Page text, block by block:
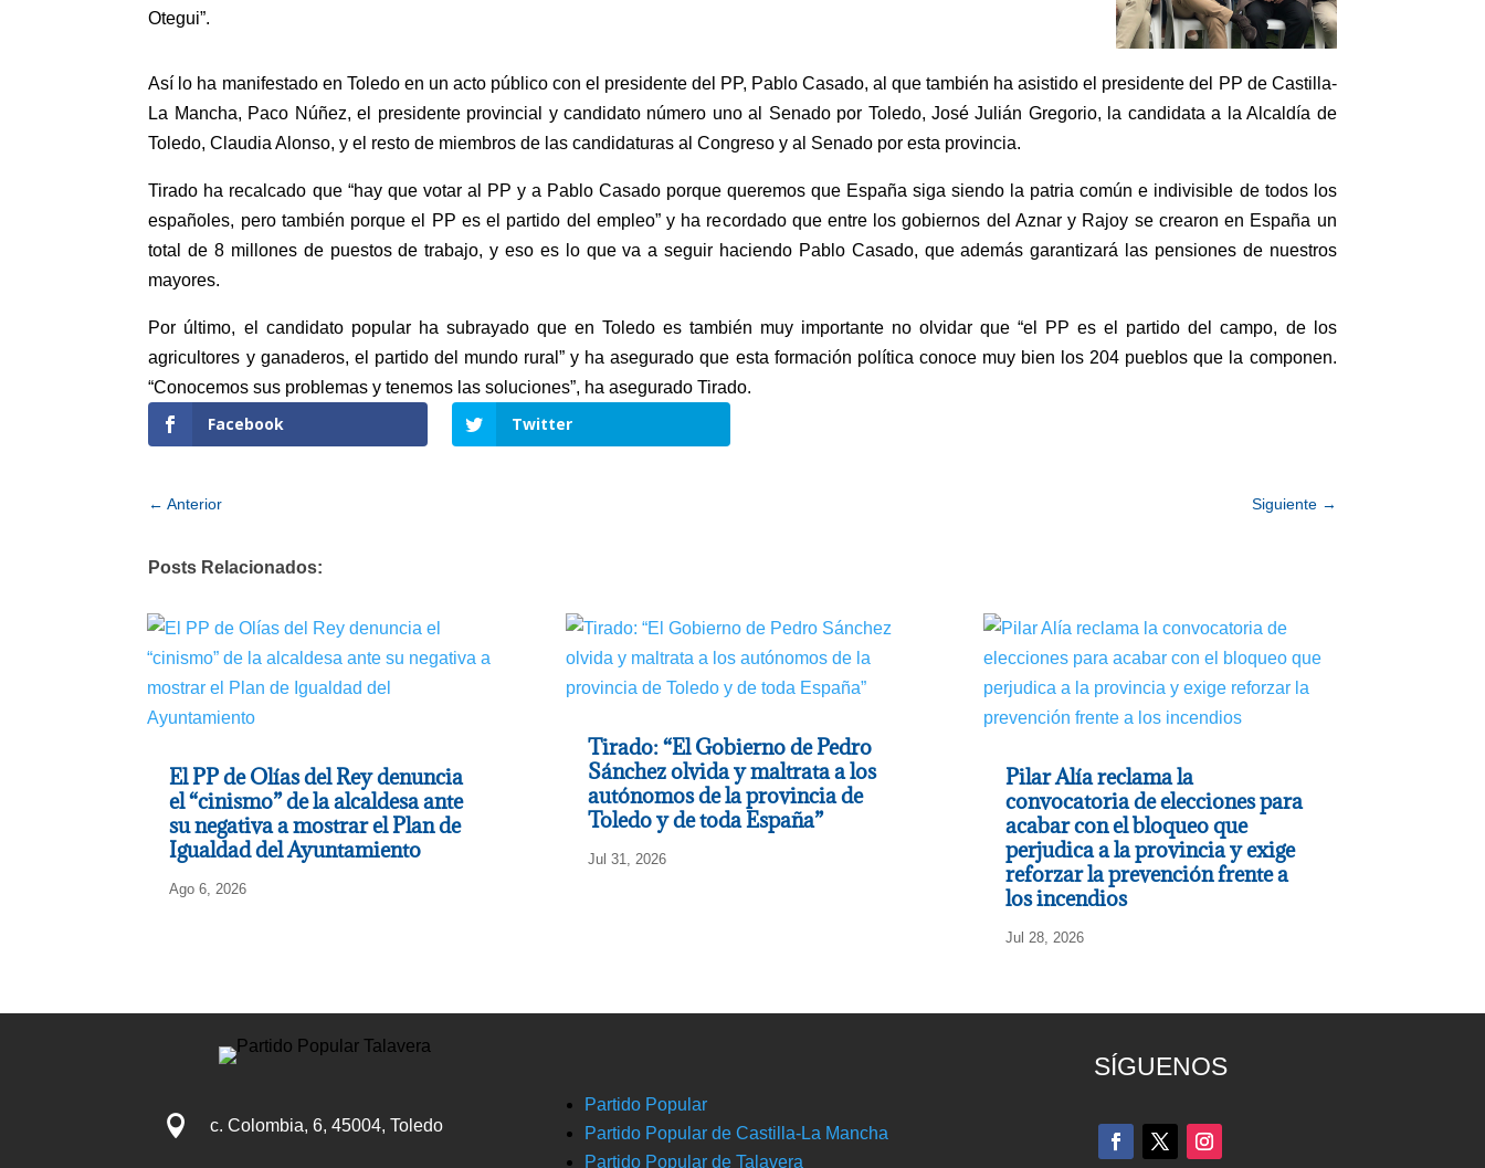
Otegui”.
Así lo ha manifestado en Toledo en un acto público con el presidente del PP, Pablo Casado, al que también ha asistido el presidente del PP de Castilla-
La Mancha, Paco Núñez, el presidente provincial y candidato número uno al Senado por Toledo, José Julián Gregorio, la candidata a la Alcaldía de
Toledo, Claudia Alonso, y el resto de miembros de las candidaturas al Congreso y al Senado por esta provincia.
Tirado ha recalcado que “hay que votar al PP y a Pablo Casado porque queremos que España siga siendo la patria común e indivisible de todos los
españoles, pero también porque el PP es el partido del empleo” y ha recordado que entre los gobiernos del Aznar y Rajoy se crearon en España un
total de 8 millones de puestos de trabajo, y eso es lo que va a seguir haciendo Pablo Casado, que además garantizará las pensiones de nuestros
mayores.
Por último, el candidato popular ha subrayado que en Toledo es también muy importante no olvidar que “el PP es el partido del campo, de los
agricultores y ganaderos, el partido del mundo rural” y ha asegurado que esta formación política conoce muy bien los 204 pueblos que la componen.
“Conocemos sus problemas y tenemos las soluciones”, ha asegurado Tirado.
Facebook Twitter
←Anterior Siguiente→
Posts Relacionados:
El PP de Olías del Rey denuncia
el “cinismo” de la alcaldesa ante
su negativa a mostrar el Plan de
Igualdad del Ayuntamiento
Ago 6, 2026
Tirado: “El Gobierno de Pedro
Sánchez olvida y maltrata a los
autónomos de la provincia de
Toledo y de toda España”
Jul 31, 2026
Pilar Alía reclama la
convocatoria de elecciones para
acabar con el bloqueo que
perjudica a la provincia y exige
reforzar la prevención frente a
los incendios
Jul 28, 2026
 c. Colombia, 6, 45004, Toledo
Partido Popular
Partido Popular de Castilla-La Mancha
Partido Popular de Talavera
SÍGUENOS